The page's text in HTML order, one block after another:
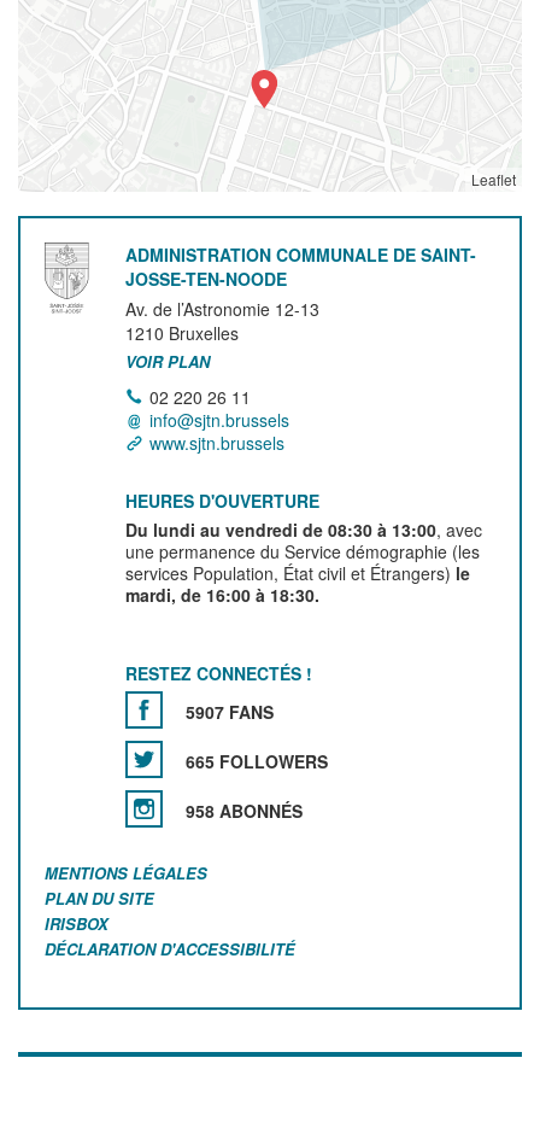
Leaflet
ADMINISTRATION COMMUNALE DE SAINT-
JOSSE-TEN-NOODE
Av. de l’Astronomie 12-13
1210 Bruxelles
VOIR PLAN
02 220 26 11
info@sjtn.brussels
www.sjtn.brussels
HEURES D'OUVERTURE
Du lundi au vendredi de 08:30 à 13:00, avec
une permanence du Service démographie (les
services Population, État civil et Étrangers) le
mardi, de 16:00 à 18:30.
RESTEZ CONNECTÉS !
5907 FANS
665 FOLLOWERS
958 ABONNÉS
MENTIONS LÉGALES
PLAN DU SITE
IRISBOX
DÉCLARATION D'ACCESSIBILITÉ